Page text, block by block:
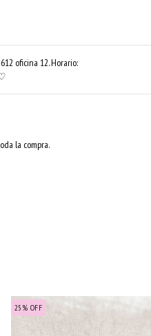
oficina 12. Horario:
la compra.
25 % OFF